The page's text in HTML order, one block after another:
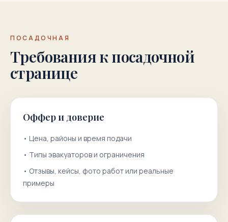
ПОСАДОЧНАЯ
Требования к посадочной
странице
Оффер и доверие
• Цена, районы и время подачи
• Типы эвакуаторов и ограничения
• Отзывы, кейсы, фото работ или реальные
примеры